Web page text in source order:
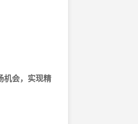
机会，实现精